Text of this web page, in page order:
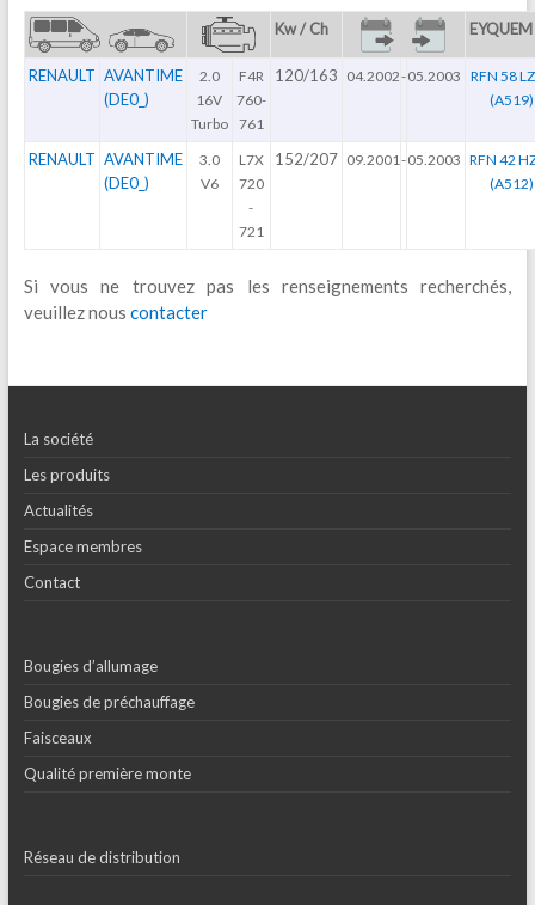
Kw / Ch EYQUEM
RENAULT AVANTIME
(DE0_)
2.0
16V
Turbo
F4R
760-
761
120/163 04.2002-05.2003 RFN 58
(A519)
RENAULT AVANTIME
(DE0_)
3.0
V6
L7X
720
-
721
152/207 09.2001 -05.2003 RFN 42
(A512)
Si vous ne trouvez pas les renseignements recherchés,
veuillez nous contacter
La société
Les produits
Actualités
Espace membres
Contact
Bougies d’allumage
Bougies de préchauffage
Faisceaux
Qualité première monte
Réseau de distribution